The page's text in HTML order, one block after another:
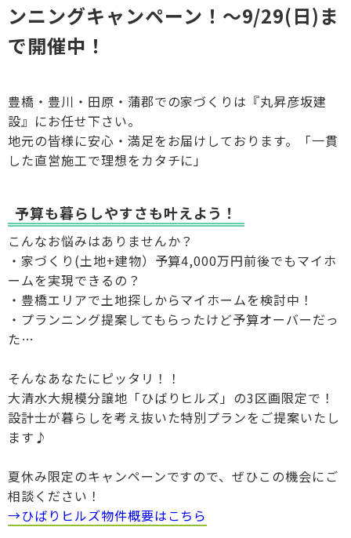
ンニングキャンペーン！～9/29(日)ま
で開催中！
豊橋・豊川・田原・蒲郡での家づくりは『丸昇彦坂建
設』にお任せ下さい。
地元の皆様に安心・満足をお届けしております。「一貫
した直営施工で理想をカタチに」
予算も暮らしやすさも叶えよう！
こんなお悩みはありませんか？
・家づくり(土地+建物）予算4,000万円前後でもマイホ
ームを実現できるの？
・豊橋エリアで土地探しからマイホームを検討中！
・プランニング提案してもらったけど予算オーバーだっ
た…
そんなあなたにピッタリ！！
大清水大規模分譲地「ひばりヒルズ」の3区画限定で！
設計士が暮らしを考え抜いた特別プランをご提案いたし
ます♪
夏休み限定のキャンペーンですので、ぜひこの機会にご
相談ください！
→ひばりヒルズ物件概要はこちら